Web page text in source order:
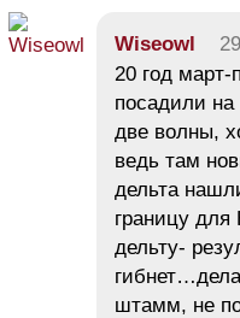
Wiseowl
20 год март-
посадили на
две волны,
ведь там
дельта
границу
дельту-
штамм, не